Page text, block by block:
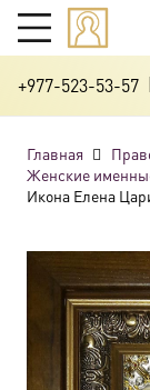
+977-523-53-57
Главная
Женские
Икона Елена